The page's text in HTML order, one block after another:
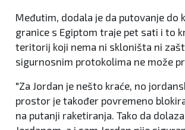
Međutim, dodala je da putovanje do
granice s Egiptom traje pet sati i to
teritorij koji nema ni skloništa ni
sigurnosnim protokolima ne može
"Za Jordan je nešto kraće, no
prostor je također povremeno
na putanji raketiranja. Tako da